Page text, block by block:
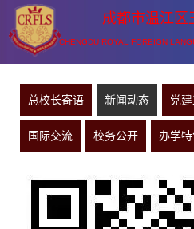
成都市温江区
CHENGDU ROYAL FOREIGN
总校长寄语 新闻动态 党
国际交流 校务公开 办学